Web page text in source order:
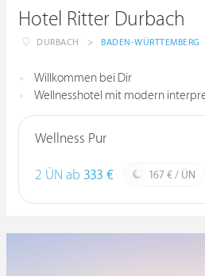
Hotel Ritter Durbach
DURBACH > BADEN-WÜRTTEMBERG
Willkommen bei Dir
Wellnesshotel mit modern
Wellness Pur
2 ÜN ab 333 € 167 € / ÜN